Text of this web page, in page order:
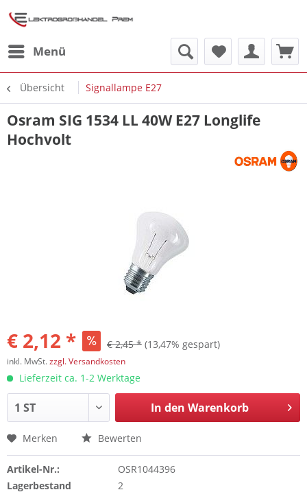
Menü
Übersicht Signallampe E27
Osram SIG 1534 LL 40W E27 Longlife
Hochvolt
€ 2,12 * € 2,45 * (13,47% gespart)
inkl. MwSt.zzgl. Versandkosten
Lieferzeit ca. 1-2 Werktage
In den Warenkorb
Merken Bewerten
Artikel-Nr.:
OSR1044396
Lagerbestand
2